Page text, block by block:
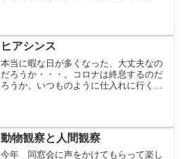
どうしているのだろう〜。...
ヒアシンス
本当に暇な日が多くなった、大丈夫なの
だろうか・・・。コロナは終息するのだ
ろうか。いつものように仕入れに行く
出て花が咲いて。（育てて裏...
動物観察と人間観察
今年 同窓会に声をかけてもらって楽し